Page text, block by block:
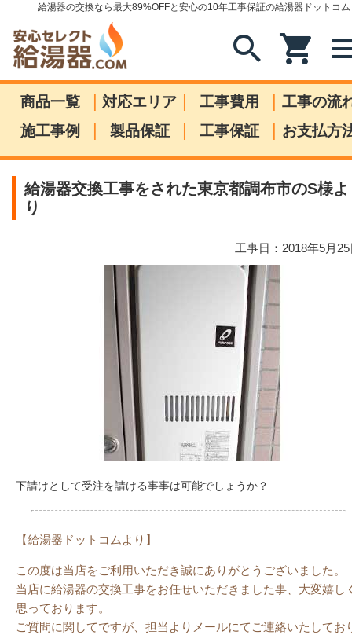
給湯器の交換なら最大89%OFFと安心の10年工事保証の給湯器ドットコム
search shopping_cart
商品一覧 | 対応エリア | 工事費用 | 工事の流
施工事例
| 製品保証 | 工事保証 | お支払方
給湯器交換工事をされた東京都調布市のS様よ
り
工事日：2018年5月
下請けとして受注を請ける事事は可能でしょうか？
【給湯器ドットコムより】
この度は当店をご利用いただき誠にありがとうございました。
当店に給湯器の交換工事をお任せいただきました事、大変嬉し
思っております。
ご質問に関してですが、担当よりメールにてご連絡いたしてお